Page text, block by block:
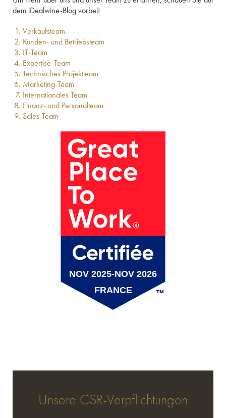
dem iDealwine-Blog vorbei!
Verkaufsteam
Kunden- und Betriebsteam
IT-Team
Expertise-Team
Technisches Projektteam
Marketing-Team
Internationales Team
Finanz- und Personalteam
Sales-Team
Unsere CSR-Verpflichtungen